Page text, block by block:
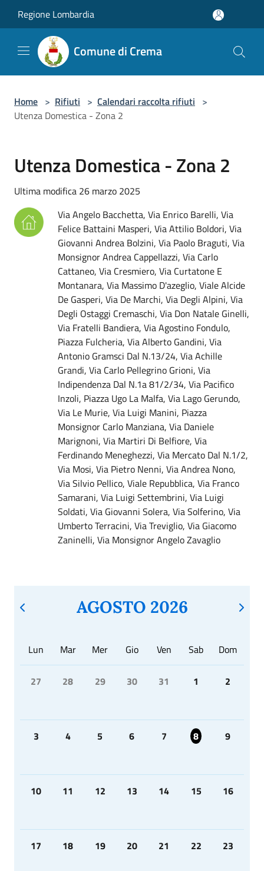
Regione Lombardia
Comune di Crema
Home > Rifiuti > Calendari raccolta rifiuti >
Utenza Domestica - Zona 2
Utenza Domestica - Zona 2
Ultima modifica 26 marzo 2025
Via Angelo Bacchetta, Via Enrico Barelli, Via
Felice Battaini Masperi, Via Attilio Boldori, Via
Giovanni Andrea Bolzini, Via Paolo Braguti, Via
Monsignor Andrea Cappellazzi, Via Carlo
Cattaneo, Via Cresmiero, Via Curtatone E
Montanara, Via Massimo D'azeglio, Viale Alcide
De Gasperi, Via De Marchi, Via Degli Alpini, Via
Degli Ostaggi Cremaschi, Via Don Natale Ginelli,
Via Fratelli Bandiera, Via Agostino Fondulo,
Piazza Fulcheria, Via Alberto Gandini, Via
Antonio Gramsci Dal N.13/24, Via Achille
Grandi, Via Carlo Pellegrino Grioni, Via
Indipendenza Dal N.1a 81/2/34, Via Pacifico
Inzoli, Piazza Ugo La Malfa, Via Lago Gerundo,
Via Le Murie, Via Luigi Manini, Piazza
Monsignor Carlo Manziana, Via Daniele
Marignoni, Via Martiri Di Belfiore, Via
Ferdinando Meneghezzi, Via Mercato Dal N.1/2,
Via Mosi, Via Pietro Nenni, Via Andrea Nono,
Via Silvio Pellico, Viale Repubblica, Via Franco
Samarani, Via Luigi Settembrini, Via Luigi
Soldati, Via Giovanni Solera, Via Solferino, Via
Umberto Terracini, Via Treviglio, Via Giacomo
Zaninelli, Via Monsignor Angelo Zavaglio
AGOSTO 2026
Lun Mar Mer Gio Ven Sab Dom
27 28 29 30 31 1 2
3 4 5 6 7 8 9
10 11 12 13 14 15 16
17 18 19 20 21 22 23